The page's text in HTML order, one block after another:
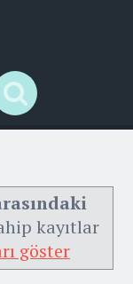
Links
Search
kayıtlar
göster